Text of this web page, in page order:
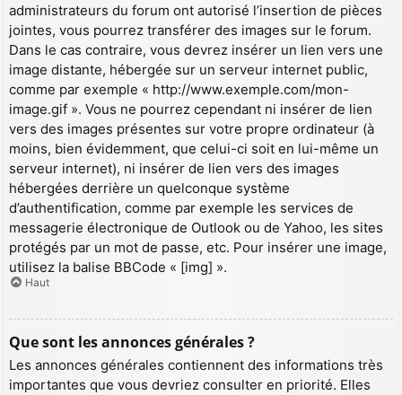
administrateurs du forum ont autorisé l’insertion de pièces
jointes, vous pourrez transférer des images sur le forum.
Dans le cas contraire, vous devrez insérer un lien vers une
image distante, hébergée sur un serveur internet public,
comme par exemple « http://www.exemple.com/mon-
image.gif ». Vous ne pourrez cependant ni insérer de lien
vers des images présentes sur votre propre ordinateur (à
moins, bien évidemment, que celui-ci soit en lui-même un
serveur internet), ni insérer de lien vers des images
hébergées derrière un quelconque système
d’authentification, comme par exemple les services de
messagerie électronique de Outlook ou de Yahoo, les sites
protégés par un mot de passe, etc. Pour insérer une image,
utilisez la balise BBCode « [img] ».
Haut
Que sont les annonces générales ?
Les annonces générales contiennent des informations très
importantes que vous devriez consulter en priorité. Elles